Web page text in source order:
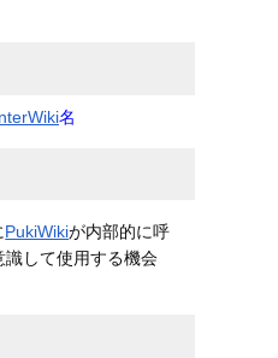
名
PukiWikiが内部的に呼
して使用する機会